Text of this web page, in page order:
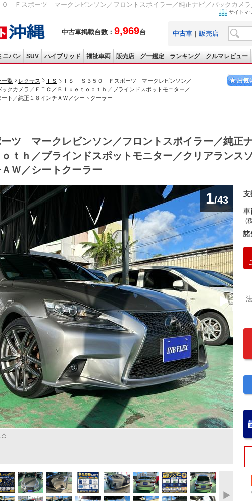
０ Ｆスポーツ マークレビンソン／フロントスポイラー／純正ナビ／バックカメ
中古車掲載台数： 9,969台
サイトマ
中古車 ｜ 販売店
ニバン SUV ハイブリッド 福祉車両 販売店 グー鑑定 ランキング クルマレビュー
一覧 レクサス ＩＳ
ＩＳ ＩＳ３５０ Ｆスポーツ マークレビンソン／
クカメラ／ＥＴＣ／Ｂｌｕｅｔｏｏｔｈ／ブラインドスポットモニター／
ト／純正１８インチＡＷ／シートクーラー
ツ マークレビンソン／フロントスポイラー／純正
ｔｈ／ブラインドスポットモニター／クリアランス
Ｗ／シートクーラー
☆
1/43
支
車
(
諸